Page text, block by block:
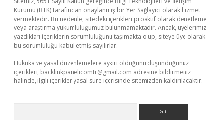
Kurumu (BTK) tarafından onaylanmış bir Yer Sağlayıcı olarak hizmet
vermektedir. Bu nedenle, sitedeki içerikleri proaktif olarak denetleme
veya araştırma yükümlülüğümüz bulunmamaktadır. Ancak, üyelerimiz
yazdıkları içeriklerin sorumluluğunu taşımakta olup, siteye üye olarak
bu sorumluluğu kabul etmiş sayılırlar.
Hukuka ve yasal düzenlemelere aykırı olduğunu düşündüğünüz
içerikleri, backlinkpanelicomtr@gmail.com adresine bildirmeniz
halinde, ilgili içerikler yasal süre içerisinde sitemizden kaldırılacaktır.